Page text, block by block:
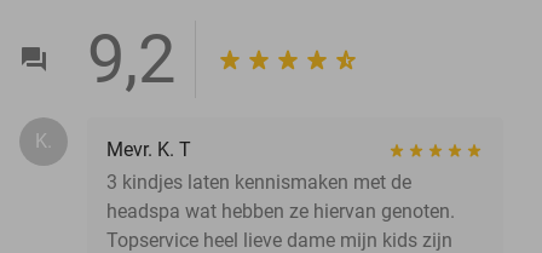
9,2
K.
Mevr. K. T
3 kindjes laten kennismaken met de
headspa wat hebben ze hiervan genoten.
Topservice heel lieve dame mijn kids zijn